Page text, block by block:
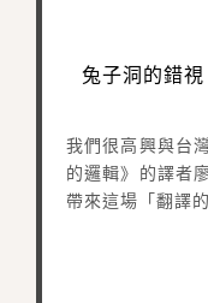
兔子洞的錯
我們很高興與台
的邏輯》的譯者
帶來這場「翻譯